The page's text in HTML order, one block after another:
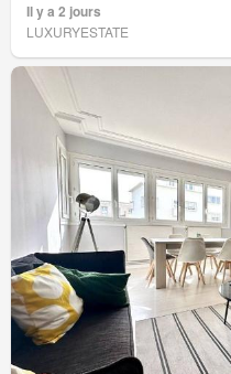
Il y a 2 jours
LUXURYESTATE